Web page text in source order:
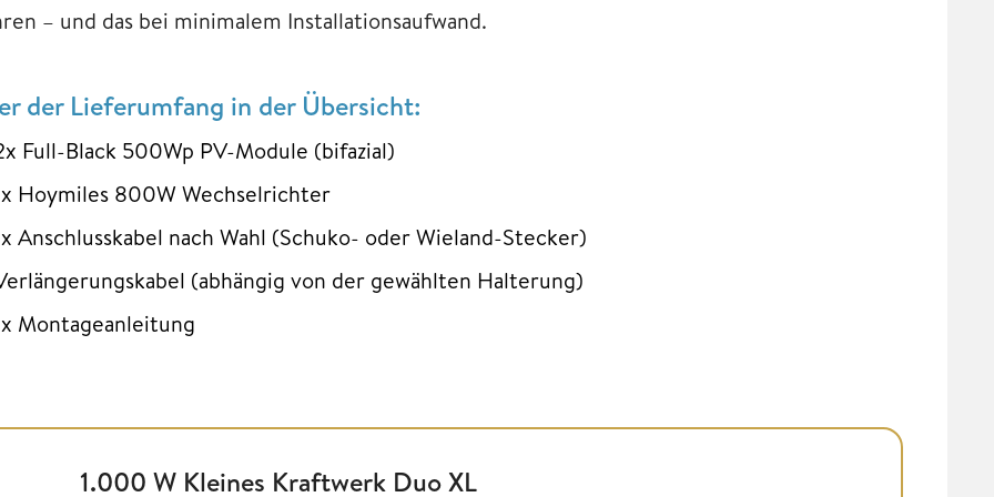
– und das bei minimalem Installationsaufwand.
der Lieferumfang in der Übersicht:
Full-Black 500Wp PV-Module (bifazial)
Hoymiles 800W Wechselrichter
Anschlusskabel nach Wahl (Schuko- oder Wieland-Stecker)
(abhängig von der gewählten Halterung)
Montageanleitung
1.000 W Kleines Kraftwerk Duo XL